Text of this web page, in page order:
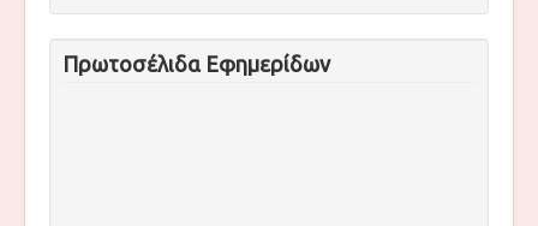
Πρωτοσέλιδα Εφημερίδων